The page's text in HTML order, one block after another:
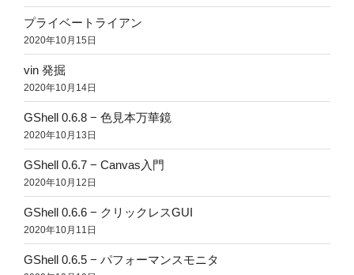
プライベートライアン
2020年10月15日
vin 発掘
2020年10月14日
GShell 0.6.8 − 色見本万華鏡
2020年10月13日
GShell 0.6.7 − Canvas入門
2020年10月12日
GShell 0.6.6 − クリックレスGUI
2020年10月11日
GShell 0.6.5 − パフォーマンスモニタ